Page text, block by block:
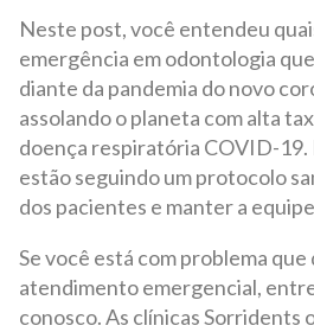
Neste post, você entendeu
emergência em odontologia
diante da pandemia do novo
assolando o planeta com alta
doença respiratória COVID-19.
estão seguindo um protocolo
dos pacientes e manter a
Se você está com problema que
atendimento emergencial,
conosco. As clínicas Sorridents